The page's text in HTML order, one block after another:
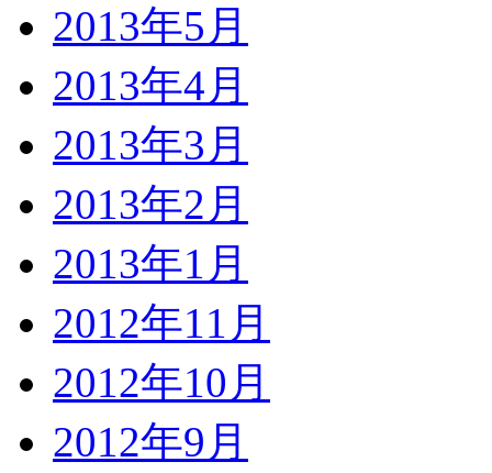
2013年5月
2013年4月
2013年3月
2013年2月
2013年1月
2012年11月
2012年10月
2012年9月